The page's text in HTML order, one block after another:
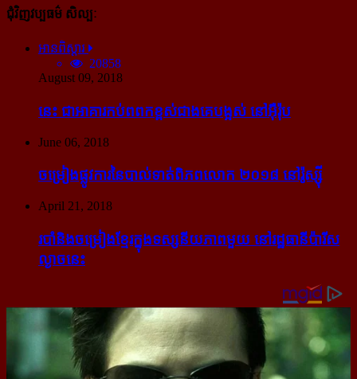
ជុំវិញវប្បធម៌ សិល្បៈ
អានពិស្ដារ
20858
August 09, 2018
នេះ ជា​អាគារ​កប់​ពពក​ខ្ពស់​ជាង​គេ​បង្អស់ នៅ​អ៊ឺរ៉ុប
June 06, 2018
ចម្រៀង​ផ្លូវការ​នៃ​បាល់ទាត់​ពិភពលោក ២០១៨ នៅ​រ៉ូស្ស៊ី
April 21, 2018
របាំ​និង​ចម្រៀង​ខ្មែរ​ក្នុង​ទស្សនីយភាព​មួយ នៅ​រដ្ឋធានី​ប៉ារីស​
ល្ងាច​នេះ